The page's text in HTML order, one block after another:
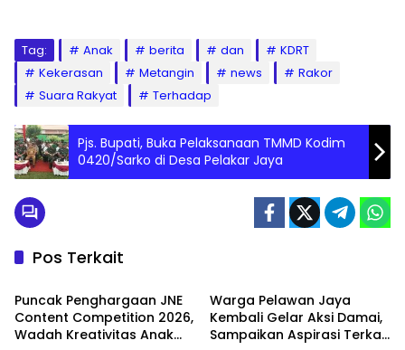
Tag: Anak berita dan
KDRT
Kekerasan
Metangin news
Rakor
Suara Rakyat
Terhadap
Pjs. Bupati, Buka Pelaksanaan TMMD Kodim
0420/Sarko di Desa Pelakar Jaya
Pos Terkait
Batam
Puncak Penghargaan JNE
Content Competition 2026,
Wadah Kreativitas Anak
Warga Pelawan Jaya
Kembali Gelar Aksi Damai,
Sampaikan Aspirasi Terkait
PEMERINTAHAN Batam